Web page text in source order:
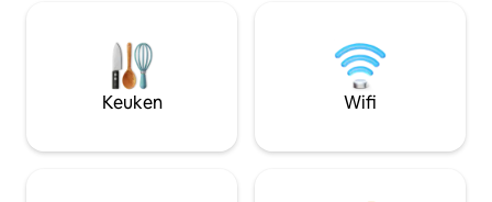
Keuken Wifi